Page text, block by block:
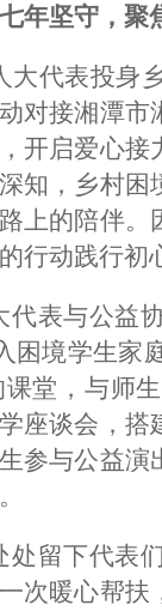
七年坚守，聚
大代表投身
对接湘潭
开启爱心
知，乡村
上的陪伴
行动践行初
代表与公益
困境学生家
堂，与师
座谈会，
参与公益
处留下代表
次暖心帮